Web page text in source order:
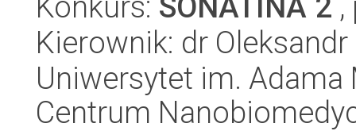
Kierownik: dr Oleksandr
Uniwersytet im.
Centrum